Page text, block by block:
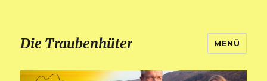
Die Traubenhüter MENÜ